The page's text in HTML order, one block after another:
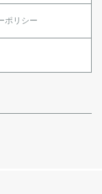
ポリシー